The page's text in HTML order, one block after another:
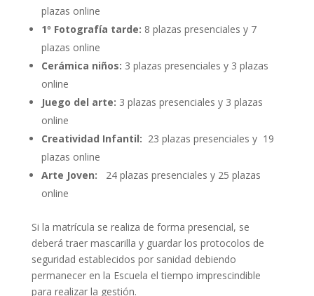
plazas online
1º Fotografía tarde: 8 plazas presenciales y 7
plazas online
Cerámica niños: 3 plazas presenciales y 3 plazas
online
Juego del arte: 3 plazas presenciales y 3 plazas
online
Creatividad Infantil: 23 plazas presenciales y 19
plazas online
Arte Joven:
24 plazas presenciales y 25 plazas
online
Si la matrícula se realiza de forma presencial, se
deberá traer mascarilla y guardar los protocolos de
seguridad establecidos por sanidad debiendo
permanecer en la Escuela el tiempo imprescindible
para realizar la gestión.